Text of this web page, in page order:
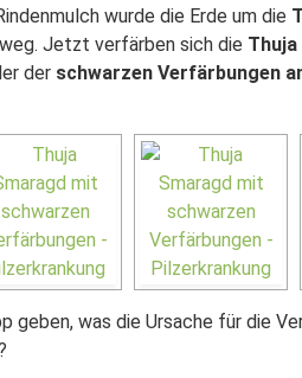
wurde die Erde um die
Jetzt verfärben sich die
der schwarzen Verfärbungen
geben, was die Ursache für die